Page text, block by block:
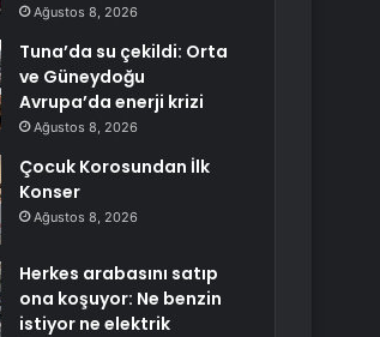
Ağustos 8, 2026
Tuna’da su çekildi: Orta
ve Güneydoğu
Avrupa’da enerji krizi
Ağustos 8, 2026
Çocuk Korosundan İlk
Konser
Ağustos 8, 2026
Herkes arabasını satıp
ona koşuyor: Ne benzin
istiyor ne elektrik